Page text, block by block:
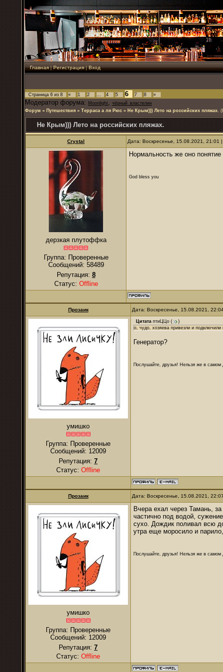
Главная|Регистрация|Вход
Страница 6 из 8 « 1 2 … 4 5 6 7 8 »
Модератор форума: Moonlight , чёрный_властелин
Форум » Путешествия » Терраса а ля Рюс » Не Крым))) Лето на российских пляжах.
Не Крым))) Лето на российских пляжах.
Crystal Дата: Воскресенье, 15.08.2021,
дерзкая плутоффка
Группа: Проверенные
Сообщений: 58489
Репутация: 8
Статус: Offline
Нормальность же оно понятие
God bless you
Прозаик Дата: Воскресенье, 15.08.2021,
умишко
Группа: Проверенные
Сообщений: 12009
Репутация: 7
Статус: Offline
Цитата птиЦЦо (
)
о, чудо, хозяева привезли и подключили
Генератор?
Послушайте, друзья! Нельзя же в самом
Прозаик Дата: Воскресенье, 15.08.2021,
умишко
Группа: Проверенные
Сообщений: 12009
Репутация: 7
Статус: Offline
Вчера ехал через Тамань,
частично под водой,
сухо. Дождик поливал всю
утра еще моросило и
Послушайте, друзья! Нельзя же в самом